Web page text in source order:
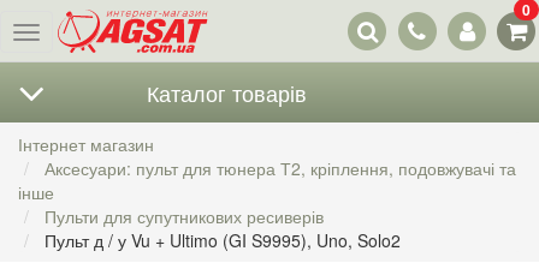
Меню
Наші
контакти
0
Каталог товарів
Інтернет магазин
Аксесуари: пульт для тюнера Т2, кріплення, подовжувачі та
інше
Пульти для супутникових ресиверів
Пульт д / у Vu + Ultimo (GI S9995), Uno, Solo2